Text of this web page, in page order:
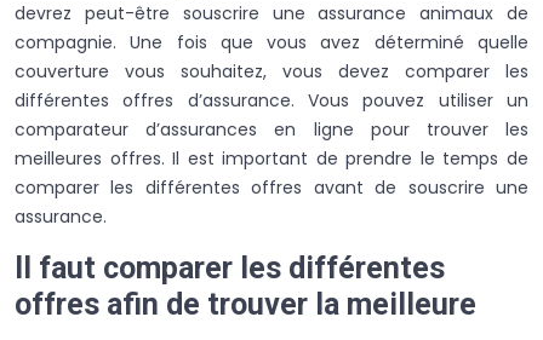
devrez peut-être souscrire une assurance animaux de
compagnie. Une fois que vous avez déterminé quelle
couverture vous souhaitez, vous devez comparer les
différentes offres d’assurance. Vous pouvez utiliser un
comparateur d’assurances en ligne pour trouver les
meilleures offres. Il est important de prendre le temps de
comparer les différentes offres avant de souscrire une
assurance.
Il faut comparer les différentes
offres afin de trouver la meilleure